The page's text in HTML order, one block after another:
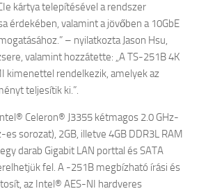
kártya telepítésével a rendszer
érdekében, valamint a jövőben a 10GbE
– nyilatkozta Jason Hsu,
valamint hozzátette: „A TS-251B 4K
kimenettel rendelkezik, amelyek az
teljesítik ki.”.
Celeron® J3355 kétmagos 2.0 GHz-
es sorozat), 2GB, illetve 4GB DDR3L RAM
darab Gigabit LAN porttal és SATA
fel. A -251B megbízható írási és
az Intel® AES-NI hardveres